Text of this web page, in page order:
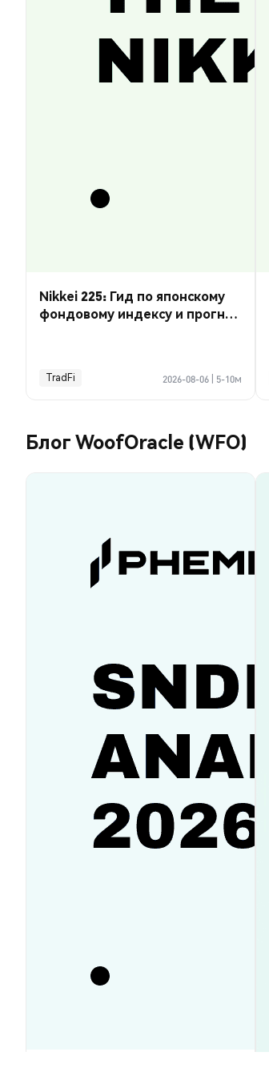
Nikkei 225: Гид по японскому
фондовому индексу и прогноз
TradFi 2026-08-06 5-10м
Блог WoofOracle (WFO)